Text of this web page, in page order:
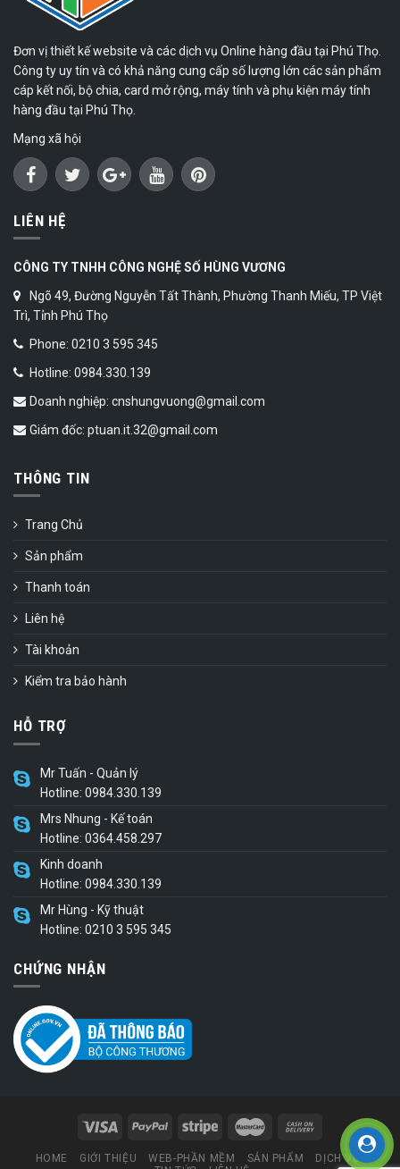
Đơn vị thiết kế website và các dịch vụ Online hàng đầu tại Phú Thọ.
Công ty uy tín và có khả năng cung cấp số lượng lớn các sản phẩm
cáp kết nối, bộ chia, card mở rộng, máy tính và phụ kiện máy tính
hàng đầu tại Phú Thọ.
Mạng xã hội
LIÊN HỆ
CÔNG TY TNHH CÔNG NGHỆ SỐ HÙNG VƯƠNG
Ngõ 49, Đường Nguyễn Tất Thành, Phường Thanh Miếu, TP Việt
Trì, Tỉnh Phú Thọ
Phone: 0210 3 595 345
Hotline: 0984.330.139
Doanh nghiệp: cnshungvuong@gmail.com
Giám đốc: ptuan.it.32@gmail.com
THÔNG TIN
Trang Chủ
Sản phẩm
Thanh toán
Liên hệ
Tài khoản
Kiểm tra bảo hành
HỖ TRỢ
Mr Tuấn - Quản lý
Hotline: 0984.330.139
Mrs Nhung - Kế toán
Hotline: 0364.458.297
Kinh doanh
Hotline: 0984.330.139
Mr Hùng - Kỹ thuật
Hotline: 0210 3 595 345
CHỨNG NHẬN
HOME GIỚI THIỆU WEB-PHẦN MỀM SẢN PHẨM
DỊCH VỤ